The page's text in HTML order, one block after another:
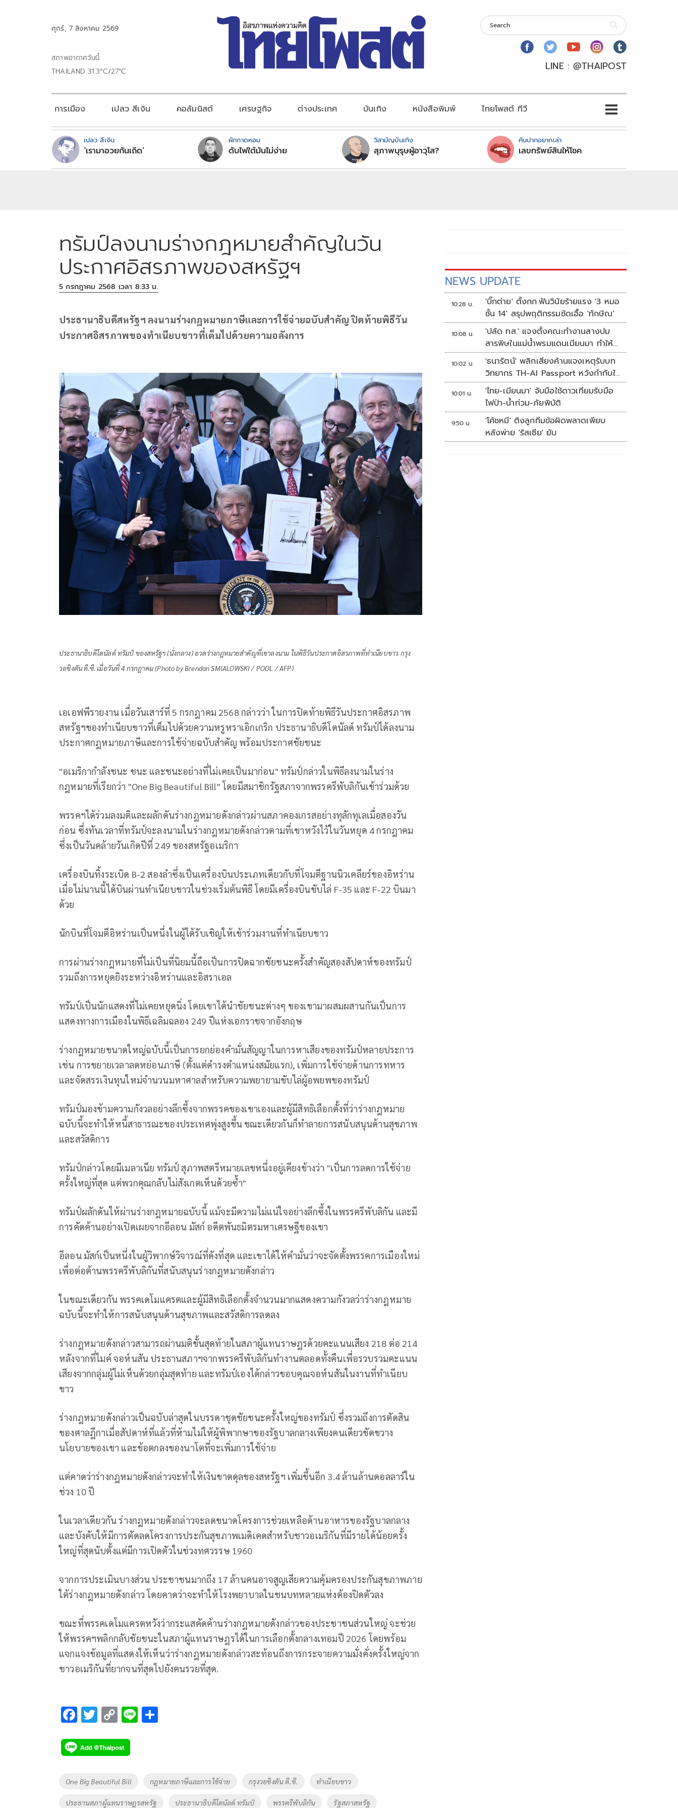
ศุกร์, 7 สิงหาคม 2569
สภาพอากาศวันนี้
THAILAND 31.3°C/27°C
LINE : @THAIPOST
การเมือง เปลว สีเงิน คอลัมนิสต์ เศรษฐกิจ ต่างประเทศ บันเทิง หนังสือพิมพ์ ไทยโพสต์ ทีวี
เปลว สีเงิน
‘เรามาอวยกันเถิด’
ผักกาดหอม
ดับไฟใต้มันไม่ง่าย
วิสามัญบันเทิง
สุภาพบุรุษผู้อาวุโส?
คันปากอยากเล่า
เลขทรัพย์สินให้โชค
ทรัมป์ลงนามร่างกฎหมายสำคัญในวัน
ประกาศอิสรภาพของสหรัฐฯ
5 กรกฎาคม 2568 เวลา 8:33 น.
ประธานาธิบดีสหรัฐฯ ลงนามร่างกฎหมายภาษีและการใช้จ่ายฉบับสำคัญ ปิดท้ายพิธีวัน
ประกาศอิสรภาพของทำเนียบขาวที่เต็มไปด้วยความอลังการ
ประธานาธิบดีโดนัลด์ ทรัมป์ ของสหรัฐฯ (นั่งกลาง) อวดร่างกฎหมายสำคัญที่เขาลงนาม ในพิธีวันประกาศอิสรภาพที่ทำเนียบขาว กรุง
วอชิงตัน ดี.ซี. เมื่อวันที่ 4 กรกฎาคม (Photo by Brendan SMIALOWSKI / POOL / AFP)
เอเอฟพีรายงาน เมื่อวันเสาร์ที่ 5 กรกฎาคม 2568 กล่าวว่า ในการปิดท้ายพิธีวันประกาศอิสรภาพ
สหรัฐฯของทำเนียบขาวที่เต็มไปด้วยความหรูหราเอิกเกริก ประธานาธิบดีโดนัลด์ ทรัมป์ได้ลงนาม
ประกาศกฎหมายภาษีและการใช้จ่ายฉบับสำคัญ พร้อมประกาศชัยชนะ
"อเมริกากำลังชนะ ชนะ และชนะอย่างที่ไม่เคยเป็นมาก่อน" ทรัมป์กล่าวในพิธีลงนามในร่าง
กฎหมายที่เรียกว่า "One Big Beautiful Bill" โดยมีสมาชิกรัฐสภาจากพรรครีพับลิกันเข้าร่วมด้วย
พรรคฯได้ร่วมลงมติและผลักดันร่างกฎหมายดังกล่าวผ่านสภาคองเกรสอย่างทุลักทุเลเมื่อสองวัน
ก่อน ซึ่งทันเวลาที่ทรัมป์จะลงนามในร่างกฎหมายดังกล่าวตามที่เขาหวังไว้ในวันหยุด 4 กรกฎาคม
ซึ่งเป็นวันคล้ายวันเกิดปีที่ 249 ของสหรัฐอเมริกา
เครื่องบินทิ้งระเบิด B-2 สองลำซึ่งเป็นเครื่องบินประเภทเดียวกับที่โจมตีฐานนิวเคลียร์ของอิหร่าน
เมื่อไม่นานนี้ได้บินผ่านทำเนียบขาวในช่วงเริ่มต้นพิธี โดยมีเครื่องบินขับไล่ F-35 และ F-22 บินมา
ด้วย
นักบินที่โจมตีอิหร่านเป็นหนึ่งในผู้ได้รับเชิญให้เข้าร่วมงานที่ทำเนียบขาว
การผ่านร่างกฎหมายที่ไม่เป็นที่นิยมนี้ถือเป็นการปิดฉากชัยชนะครั้งสำคัญสองสัปดาห์ของทรัมป์
รวมถึงการหยุดยิงระหว่างอิหร่านและอิสราเอล
ทรัมป์เป็นนักแสดงที่ไม่เคยหยุดนิ่ง โดยเขาได้นำชัยชนะต่างๆ ของเขามาผสมผสานกันเป็นการ
แสดงทางการเมืองในพิธีเฉลิมฉลอง 249 ปีแห่งเอกราชจากอังกฤษ
ร่างกฎหมายขนาดใหญ่ฉบับนี้เป็นการยกย่องคำมั่นสัญญาในการหาเสียงของทรัมป์หลายประการ
เช่น การขยายเวลาลดหย่อนภาษี (ตั้งแต่ดำรงตำแหน่งสมัยแรก), เพิ่มการใช้จ่ายด้านการทหาร
และจัดสรรเงินทุนใหม่จำนวนมหาศาลสำหรับความพยายามขับไล่ผู้อพยพของทรัมป์
ทรัมป์มองข้ามความกังวลอย่างลึกซึ้งจากพรรคของเขาเองและผู้มีสิทธิเลือกตั้งที่ว่าร่างกฎหมาย
ฉบับนี้จะทำให้หนี้สาธารณะของประเทศพุ่งสูงขึ้น ขณะเดียวกันก็ทำลายการสนับสนุนด้านสุขภาพ
และสวัสดิการ
ทรัมป์กล่าวโดยมีเมลาเนีย ทรัมป์ สุภาพสตรีหมายเลขหนึ่งอยู่เคียงข้างว่า "เป็นการลดการใช้จ่าย
ครั้งใหญ่ที่สุด แต่พวกคุณกลับไม่สังเกตเห็นด้วยซ้ำ"
ทรัมป์ผลักดันให้ผ่านร่างกฎหมายฉบับนี้ แม้จะมีความไม่แน่ใจอย่างลึกซึ้งในพรรครีพับลิกัน และมี
การคัดค้านอย่างเปิดเผยจากอีลอน มัสก์ อดีตพันธมิตรมหาเศรษฐีของเขา
อีลอน มัสก์เป็นหนึ่งในผู้วิพากษ์วิจารณ์ที่ดังที่สุด และเขาได้ให้คำมั่นว่าจะจัดตั้งพรรคการเมืองใหม่
เพื่อต่อต้านพรรครีพับลิกันที่สนับสนุนร่างกฎหมายดังกล่าว
ในขณะเดียวกัน พรรคเดโมแครตและผู้มีสิทธิเลือกตั้งจำนวนมากแสดงความกังวลว่าร่างกฎหมาย
ฉบับนี้จะทำให้การสนับสนุนด้านสุขภาพและสวัสดิการลดลง
ร่างกฎหมายดังกล่าวสามารถผ่านมติขั้นสุดท้ายในสภาผู้แทนราษฎรด้วยคะแนนเสียง 218 ต่อ 214
หลังจากที่ไมค์ จอห์นสัน ประธานสภาฯจากพรรครีพับลิกันทำงานตลอดทั้งคืนเพื่อรวบรวมคะแนน
เสียงจากกลุ่มผู้ไม่เห็นด้วยกลุ่มสุดท้าย และทรัมป์เองได้กล่าวขอบคุณจอห์นสันในงานที่ทำเนียบ
ขาว
ร่างกฎหมายดังกล่าวเป็นฉบับล่าสุดในบรรดาชุดชัยชนะครั้งใหญ่ของทรัมป์ ซึ่งรวมถึงการตัดสิน
ของศาลฎีกาเมื่อสัปดาห์ที่แล้วที่ห้ามไม่ให้ผู้พิพากษาของรัฐบาลกลางเพียงคนเดียวขัดขวาง
นโยบายของเขา และข้อตกลงของนาโตที่จะเพิ่มการใช้จ่าย
แต่คาดว่าร่างกฎหมายดังกล่าวจะทำให้เงินขาดดุลของสหรัฐฯ เพิ่มขึ้นอีก 3.4 ล้านล้านดอลลาร์ใน
ช่วง 10 ปี
ในเวลาเดียวกัน ร่างกฎหมายดังกล่าวจะลดขนาดโครงการช่วยเหลือด้านอาหารของรัฐบาลกลาง
และบังคับให้มีการตัดลดโครงการประกันสุขภาพเมดิเคดสำหรับชาวอเมริกันที่มีรายได้น้อยครั้ง
ใหญ่ที่สุดนับตั้งแต่มีการเปิดตัวในช่วงทศวรรษ 1960
จากการประเมินบางส่วน ประชาชนมากถึง 17 ล้านคนอาจสูญเสียความคุ้มครองประกันสุขภาพภาย
ใต้ร่างกฎหมายดังกล่าว โดยคาดว่าจะทำให้โรงพยาบาลในชนบทหลายแห่งต้องปิดตัวลง
ขณะที่พรรคเดโมแครตหวังว่ากระแสคัดค้านร่างกฎหมายดังกล่าวของประชาชนส่วนใหญ่ จะช่วย
ให้พรรคฯพลิกกลับชัยชนะในสภาผู้แทนราษฎรได้ในการเลือกตั้งกลางเทอมปี 2026 โดยพร้อม
แจกแจงข้อมูลที่แสดงให้เห็นว่าร่างกฎหมายดังกล่าวสะท้อนถึงการกระจายความมั่งคั่งครั้งใหญ่จาก
ชาวอเมริกันที่ยากจนที่สุดไปยังคนรวยที่สุด.
F
e
b
o
T
tt
er
C
p
y
Li
Li
Tags
One Big Beautiful Bill กฎหมายภาษีและการใช้จ่าย กรุงวอชิงตัน ดี.ซี. ทำเนียบขาว
ประธานสภาผู้แทนราษฎรสหรัฐ ประธานาธิบดีโดนัลด์ ทรัมป์ พรรครีพับลิกัน รัฐสภาสหรัฐ
NEWS UPDATE
10:28 น.
'บิ๊กต่าย' ตั้งกก.ฟันวินัยร้ายแรง '3 หมอ
ชั้น 14' สรุปพฤติกรรมชัดเอื้อ 'ทักษิณ'
10:08 น.
'ปลัด ทส.' แจงตั้งคณะทำงานสางปม
สารพิษในแม่น้ำพรมแดนเมียนมา ทำให้
แก้ปัญหารวดเร็ว
10:02 น.
'ธนารัตน์' พลิกเสียงค้านแจงเหตุรับบท
วิทยากร TH-AI Passport หวังกำกับใช้
งบเหมาะสม ชูจุดเด่นคนไทยได้ใช้ AI
ระดับโปร ลดเหลื่อมล้ำทางเทคโนโลยี
เซฟงบไปกว่า900ล้าน เชื่อหากใช้เต็มที่
เอกชนขาดทุนย่อยยับ
10:01 น.
'ไทย-เมียนมา' จับมือใช้ดาวเทียมรับมือ
ไฟป่า-น้ำท่วม-ภัยพิบัติ
9:50 น.
'โค้ชหมี' ติงลูกทีมข้อผิดพลาดเพียบ
หลังพ่าย 'รัสเซีย' ยับ